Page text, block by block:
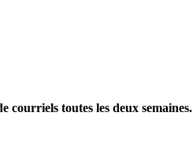
courriels toutes les deux semaines.